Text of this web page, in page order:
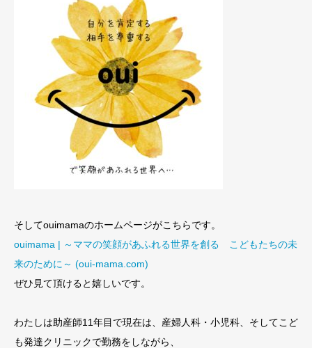
そしてouimamaのホームページがこちらです。
ouimama | ～ママの笑顔があふれる世界を創る こどもたちの未
来のために～ (oui-mama.com)
ぜひ見て頂けると嬉しいです。
わたしは助産師11年目で現在は、産婦人科・小児科、そしてこど
も発達クリニックで勤務をしながら、